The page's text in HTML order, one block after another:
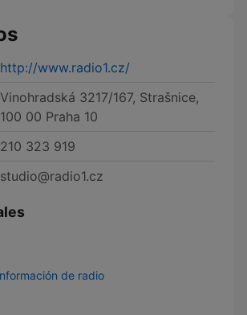
http://www.radio1.cz/
Vinohradská 3217/167, Strašnice,
100 00 Praha 10
210 323 919
studio@radio1.cz
de radio